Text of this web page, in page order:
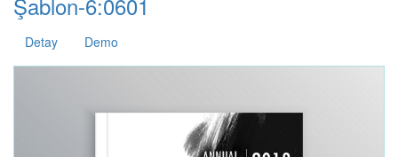
Detay Demo